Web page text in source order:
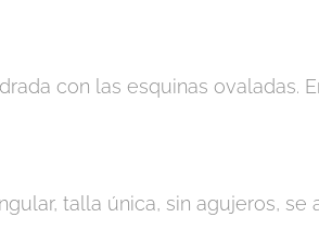
con las esquinas ovaladas.
talla única, sin agujeros, se